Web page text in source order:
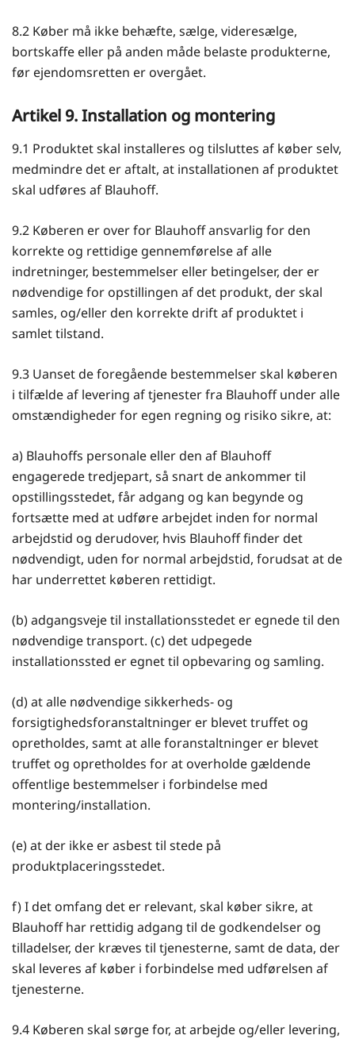
8.2 Køber må ikke behæfte, sælge, videresælge,
bortskaffe eller på anden måde belaste produkterne,
før ejendomsretten er overgået.
Artikel 9. Installation og montering
9.1 Produktet skal installeres og tilsluttes af køber selv,
medmindre det er aftalt, at installationen af produktet
skal udføres af Blauhoff.
9.2 Køberen er over for Blauhoff ansvarlig for den
korrekte og rettidige gennemførelse af alle
indretninger, bestemmelser eller betingelser, der er
nødvendige for opstillingen af det produkt, der skal
samles, og/eller den korrekte drift af produktet i
samlet tilstand.
9.3 Uanset de foregående bestemmelser skal køberen
i tilfælde af levering af tjenester fra Blauhoff under alle
omstændigheder for egen regning og risiko sikre, at:
a) Blauhoffs personale eller den af Blauhoff
engagerede tredjepart, så snart de ankommer til
opstillingsstedet, får adgang og kan begynde og
fortsætte med at udføre arbejdet inden for normal
arbejdstid og derudover, hvis Blauhoff finder det
nødvendigt, uden for normal arbejdstid, forudsat at de
har underrettet køberen rettidigt.
(b) adgangsveje til installationsstedet er egnede til den
nødvendige transport. (c) det udpegede
installationssted er egnet til opbevaring og samling.
(d) at alle nødvendige sikkerheds- og
forsigtighedsforanstaltninger er blevet truffet og
opretholdes, samt at alle foranstaltninger er blevet
truffet og opretholdes for at overholde gældende
offentlige bestemmelser i forbindelse med
montering/installation.
(e) at der ikke er asbest til stede på
produktplaceringsstedet.
f) I det omfang det er relevant, skal køber sikre, at
Blauhoff har rettidig adgang til de godkendelser og
tilladelser, der kræves til tjenesterne, samt de data, der
skal leveres af køber i forbindelse med udførelsen af
tjenesterne.
9.4 Køberen skal sørge for, at arbejde og/eller levering,